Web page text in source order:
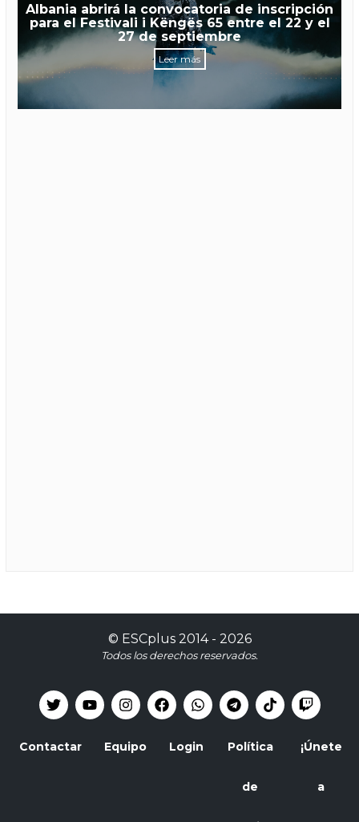
Albania abrirá la convocatoria de inscripción
para el Festivali i Këngës 65 entre el 22 y el
27 de septiembre
Leer más
© ESCplus2014 - 2026
Todos los derechos reservados.
Contactar Equipo Login Política
de
¡Únete
a